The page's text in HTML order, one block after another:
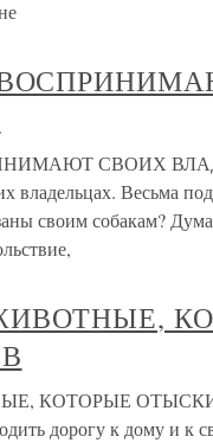
СВОИХ
владельцах. Весьма
своим собакам?
КОТОРЫЕ
дорогу к дому и к